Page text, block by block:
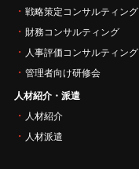
戦略策定コンサルティング
財務コンサルティング
人事評価コンサルティング
管理者向け研修会
人材紹介・派遣
人材紹介
人材派遣